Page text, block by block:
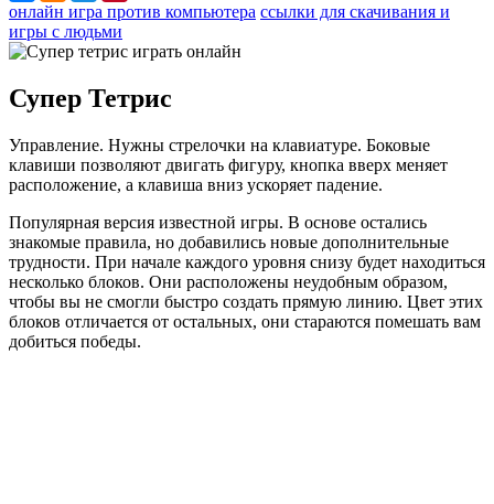
онлайн игра против компьютера ссылки для скачивания и
игры с людьми
Супер Тетрис
Управление. Нужны стрелочки на клавиатуре. Боковые
клавиши позволяют двигать фигуру, кнопка вверх меняет
расположение, а клавиша вниз ускоряет падение.
Популярная версия известной игры. В основе остались
знакомые правила, но добавились новые дополнительные
трудности. При начале каждого уровня снизу будет находиться
несколько блоков. Они расположены неудобным образом,
чтобы вы не смогли быстро создать прямую линию. Цвет этих
блоков отличается от остальных, они стараются помешать вам
добиться победы.